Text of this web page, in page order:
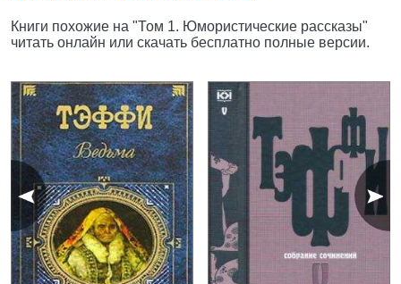
Книги похожие на "Том 1. Юмористические рассказы"
читать онлайн или скачать бесплатно полные версии.